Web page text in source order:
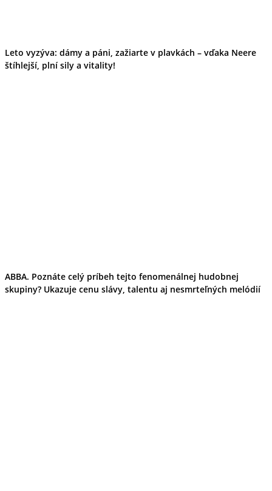
Leto vyzýva: dámy a páni, zažiarte v plavkách – vďaka Neere
štíhlejší, plní sily a vitality!
ABBA. Poznáte celý príbeh tejto fenomenálnej hudobnej
skupiny? Ukazuje cenu slávy, talentu aj nesmrteľných melódií